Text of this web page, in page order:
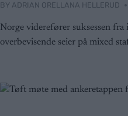
BY ADRIAN ORELLANA HELLERUD
Norge viderefører suksessen
overbevisende seier på mixed